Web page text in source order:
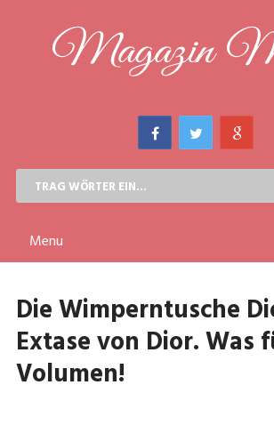
Menu
Die Wimperntusche
Extase von Dior. Was
Volumen!